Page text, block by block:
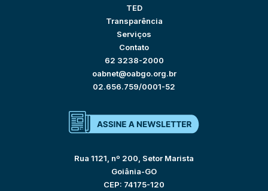
TED
Transparência
Serviços
Contato
62 3238-2000
oabnet@oabgo.org.br
02.656.759/0001-52
Rua 1121, nº 200, Setor Marista
Goiânia-GO
CEP: 74175-120